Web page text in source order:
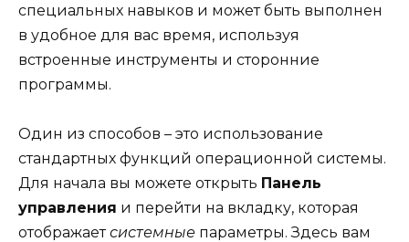
специальных навыков и может быть выполнен
в удобное для вас время, используя
встроенные инструменты и сторонние
программы.
Один из способов – это использование
стандартных функций операционной системы.
Для начала вы можете открыть Панель
управления и перейти на вкладку, которая
отображаетсистемные параметры. Здесь вам